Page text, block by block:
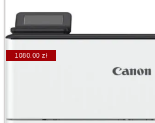
1080.00 zł